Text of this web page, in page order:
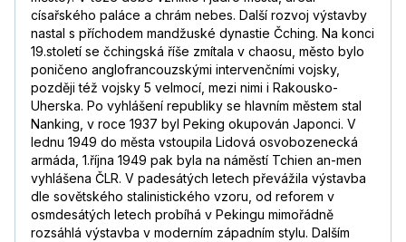
císařského paláce a chrám nebes. Další rozvoj výstavby
nastal s příchodem mandžuské dynastie Čching. Na konci
19.století se čchingská říše zmítala v chaosu, město bylo
poničeno anglofrancouzskými intervenčními vojsky,
později též vojsky 5 velmocí, mezi nimi i Rakousko-
Uherska. Po vyhlášení republiky se hlavním městem stal
Nanking, v roce 1937 byl Peking okupován Japonci. V
lednu 1949 do města vstoupila Lidová osvobozenecká
armáda, 1.října 1949 pak byla na náměstí Tchien an-men
vyhlášena ČLR. V padesátých letech převážila výstavba
dle sovětského stalinistického vzoru, od reforem v
osmdesátých letech probíhá v Pekingu mimořádně
rozsáhlá výstavba v moderním západním stylu. Dalším